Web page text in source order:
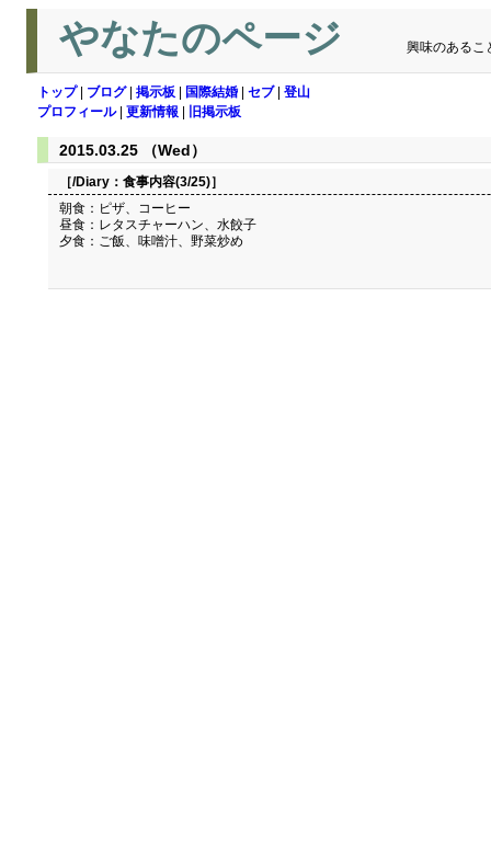
やなたのページ 興味のあるこ
トップ| ブログ| 掲示板 国際結婚 セブ| 登山
プロフィール| 更新情報 旧掲示板
2015.03.25 （Wed）
［/Diary： 食事内容(3/25)］
朝食：ピザ、コーヒー
昼食：レタスチャーハン、水餃子
夕食：ご飯、味噌汁、野菜炒め